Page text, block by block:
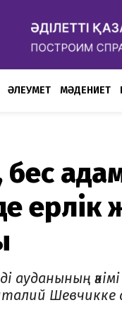
ӘЛЕУМЕТ МӘДЕНИЕТ
бес
ерлік
ауданының